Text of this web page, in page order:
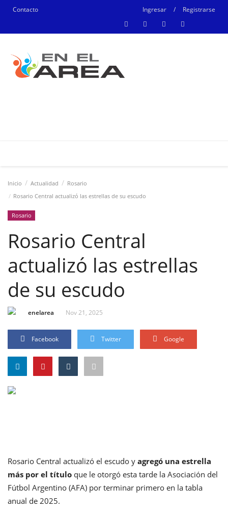
Contacto Ingresar / Registrarse
Inicio Actualidad
Rosario
Rosario Central actualizó las estrellas de su escudo
Rosario
Rosario Central
actualizó las estrellas
de su escudo
enelarea Nov 21, 2025
Facebook Twitter Google
Rosario Central actualizó el escudo y agregó una estrella
más por el título que le otorgó esta tarde la Asociación del
Fútbol Argentino (AFA) por terminar primero en la tabla
anual de 2025.